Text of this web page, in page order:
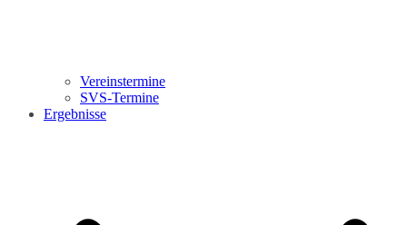
Vereinstermine
SVS-Termine
Ergebnisse